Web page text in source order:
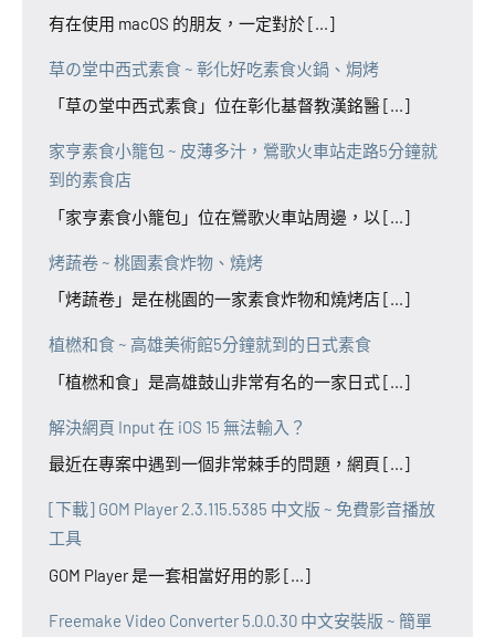
有在使用 macOS 的朋友，一定對於 [...]
草の堂中西式素食 ~ 彰化好吃素食火鍋、焗烤
「草の堂中西式素食」位在彰化基督教漢銘醫 [...]
家亨素食小籠包 ~ 皮薄多汁，鶯歌火車站走路5分鐘就
到的素食店
「家亨素食小籠包」位在鶯歌火車站周邊，以 [...]
烤蔬卷 ~ 桃園素食炸物、燒烤
「烤蔬卷」是在桃園的一家素食炸物和燒烤店 [...]
植橪和食 ~ 高雄美術館5分鐘就到的日式素食
「植橪和食」是高雄鼓山非常有名的一家日式 [...]
解決網頁 Input 在 iOS 15 無法輸入？
最近在專案中遇到一個非常棘手的問題，網頁 [...]
[下載] GOM Player 2.3.115.5385 中文版 ~ 免費影音播放
工具
GOM Player 是一套相當好用的影 [...]
Freemake Video Converter 5.0.0.30 中文安裝版 ~ 簡單